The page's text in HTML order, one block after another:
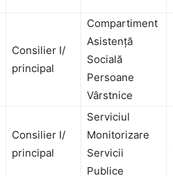
Consilier I/
principal
Compartiment
Asistență
Socială
Persoane
Vârstnice
Consilier I/
principal
Serviciul
Monitorizare
Servicii
Publice